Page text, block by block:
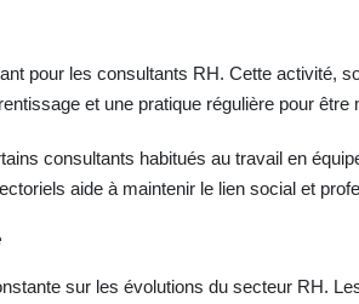
pour les consultants RH. Cette activité,
et une pratique régulière pour être
consultants habitués au travail en
aide à maintenir le lien social et
sur les évolutions du secteur RH.